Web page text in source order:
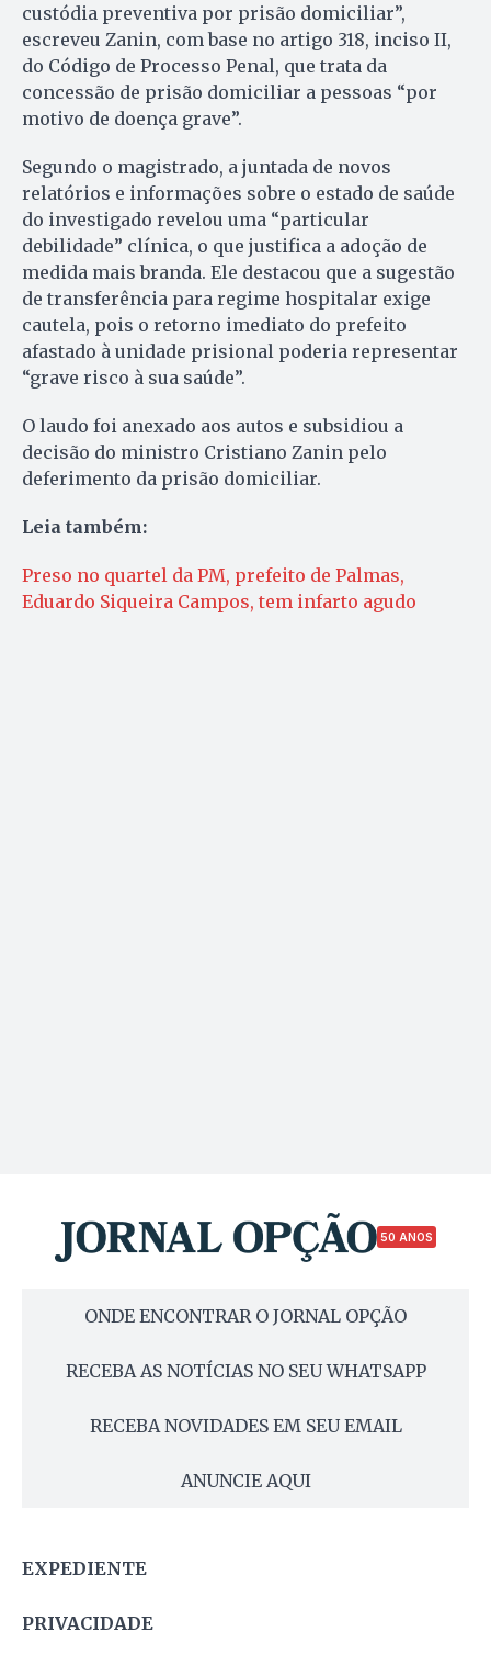
custódia preventiva por prisão domiciliar”,
escreveu Zanin, com base no artigo 318, inciso II,
do Código de Processo Penal, que trata da
concessão de prisão domiciliar a pessoas “por
motivo de doença grave”.
Segundo o magistrado, a juntada de novos
relatórios e informações sobre o estado de saúde
do investigado revelou uma “particular
debilidade” clínica, o que justifica a adoção de
medida mais branda. Ele destacou que a sugestão
de transferência para regime hospitalar exige
cautela, pois o retorno imediato do prefeito
afastado à unidade prisional poderia representar
“grave risco à sua saúde”.
O laudo foi anexado aos autos e subsidiou a
decisão do ministro Cristiano Zanin pelo
deferimento da prisão domiciliar.
Leia também:
Preso no quartel da PM, prefeito de Palmas,
Eduardo Siqueira Campos, tem infarto agudo
50 ANOS
ONDE ENCONTRAR O JORNAL OPÇÃO
RECEBA AS NOTÍCIAS NO SEU WHATSAPP
RECEBA NOVIDADES EM SEU EMAIL
ANUNCIE AQUI
EXPEDIENTE
PRIVACIDADE